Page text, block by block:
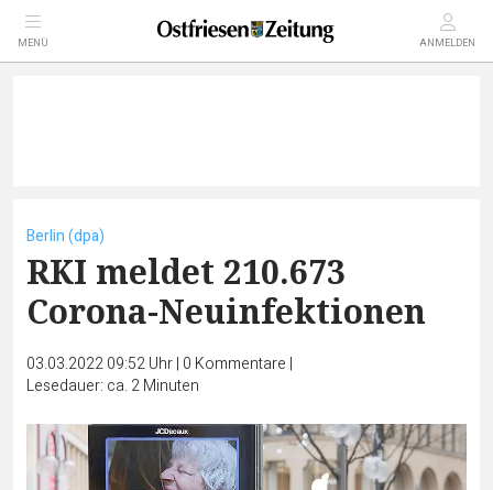
MENÜ ANMELDEN
Berlin (dpa)
RKI meldet 210.673
Corona-Neuinfektionen
03.03.2022 09:52 Uhr| 0 Kommentare |
Lesedauer: ca. 2 Minuten